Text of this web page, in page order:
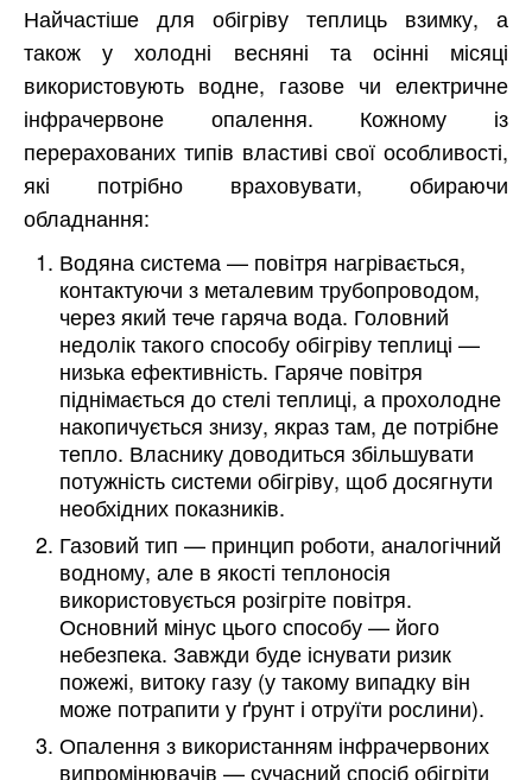
Найчастіше для обігріву теплиць взимку, а
також у холодні весняні та осінні місяці
використовують водне, газове чи електричне
інфрачервоне опалення. Кожному із
перерахованих типів властиві свої особливості,
які потрібно враховувати, обираючи
обладнання:
Водяна система — повітря нагрівається,
контактуючи з металевим трубопроводом,
через який тече гаряча вода. Головний
недолік такого способу обігріву теплиці —
низька ефективність. Гаряче повітря
піднімається до стелі теплиці, а прохолодне
накопичується знизу, якраз там, де потрібне
тепло. Власнику доводиться збільшувати
потужність системи обігріву, щоб досягнути
необхідних показників.
Газовий тип — принцип роботи, аналогічний
водному, але в якості теплоносія
використовується розігріте повітря.
Основний мінус цього способу — його
небезпека. Завжди буде існувати ризик
пожежі, витоку газу (у такому випадку він
може потрапити у ґрунт і отруїти рослини).
Опалення з використанням інфрачервоних
випромінювачів — сучасний спосіб обігріти